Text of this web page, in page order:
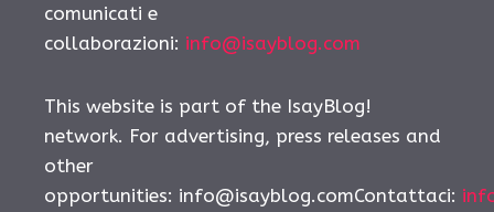
comunicati e
collaborazioni: info@isayblog.com
This website is part of the IsayBlog!
network. For advertising, press releases and
other
opportunities: info@isayblog.comContattaci: